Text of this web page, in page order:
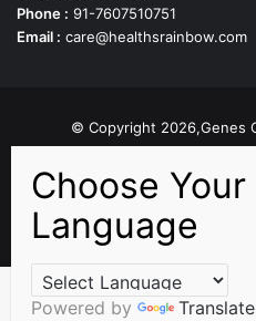
Phone : 91-7607510751
Email : care@healthsrainbow.com
© Copyright 2026,Genes
Facebook
X
Powered by Translate